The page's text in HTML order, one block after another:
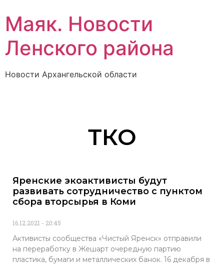
Маяк. Новости
Ленского района
Новости Архангельской области
ТКО
Яренские экоактивисты будут
развивать сотрудничество с пунктом
сбора вторсырья в Коми
16.12.2021 20:45
Активисты сообщества «Чистый Яренск» отправили
на переработку в Жешарт очередную партию
пластика, бумаги и металлических банок. 16 декабря в